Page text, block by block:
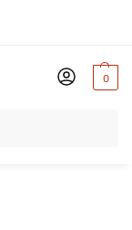
0